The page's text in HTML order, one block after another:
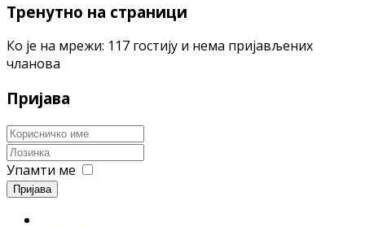
Тренутно на страници
Ко је на мрежи: 117 гостију и нема пријављених
чланова
Пријава
Упамти ме
Пријава